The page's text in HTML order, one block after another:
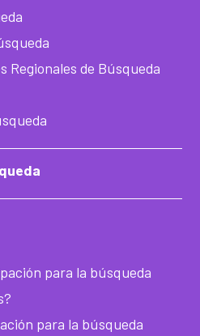
Regionales de Búsqueda
para la búsqueda
para la búsqueda